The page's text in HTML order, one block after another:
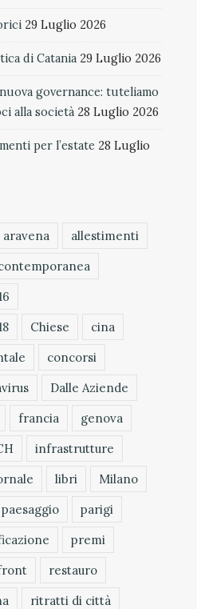
29 Luglio 2026
di Catania 29 Luglio 2026
governance: tuteliamo
alla società 28 Luglio 2026
per l’estate 28 Luglio
allestimenti
Chiese
cina
concorsi
Dalle Aziende
francia
genova
infrastrutture
libri
Milano
paesaggio
parigi
premi
restauro
ritratti di città